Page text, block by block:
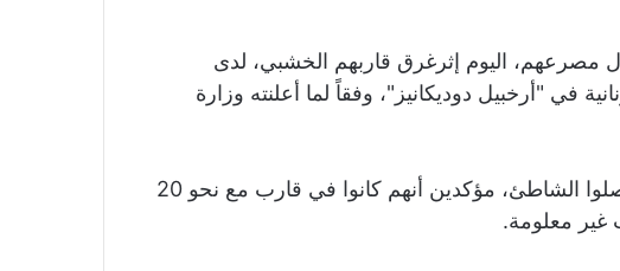
مصرعهم، اليوم إثرغرق قاربهم الخشبي، لدى
في "أرخبيل دوديكانيز"، وفقاً لما أعلنته وزارة
وحتى الآن نجا ثلاثة أشخاص من الحادث ووصلوا الشاطئ، مؤكدين أنهم كانوا في قارب مع نحو 20
غير معلومة.